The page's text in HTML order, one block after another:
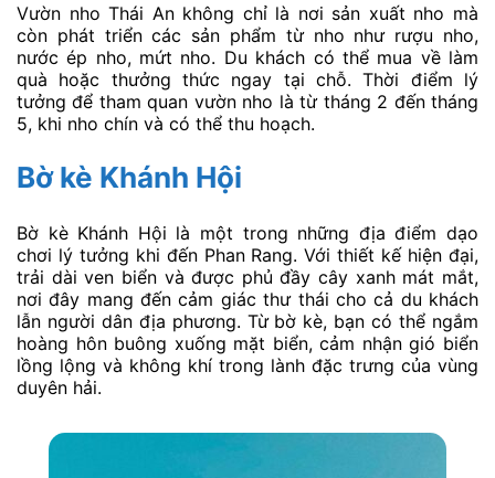
Vườn nho Thái An không chỉ là nơi sản xuất nho mà
còn phát triển các sản phẩm từ nho như rượu nho,
nước ép nho, mứt nho. Du khách có thể mua về làm
quà hoặc thưởng thức ngay tại chỗ. Thời điểm lý
tưởng để tham quan vườn nho là từ tháng 2 đến tháng
5, khi nho chín và có thể thu hoạch.
Bờ kè Khánh Hội
Bờ kè Khánh Hội là một trong những địa điểm dạo
chơi lý tưởng khi đến Phan Rang. Với thiết kế hiện đại,
trải dài ven biển và được phủ đầy cây xanh mát mắt,
nơi đây mang đến cảm giác thư thái cho cả du khách
lẫn người dân địa phương. Từ bờ kè, bạn có thể ngắm
hoàng hôn buông xuống mặt biển, cảm nhận gió biển
lồng lộng và không khí trong lành đặc trưng của vùng
duyên hải.